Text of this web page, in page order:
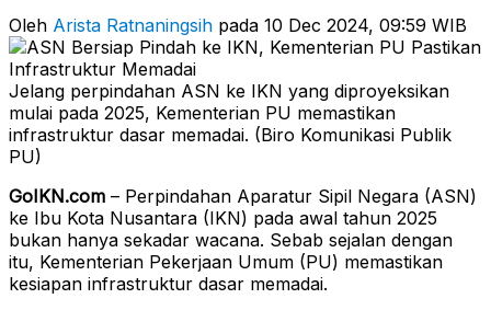
Oleh Arista Ratnaningsih pada 10 Dec 2024, 09:59 WIB
Jelang perpindahan ASN ke IKN yang diproyeksikan
mulai pada 2025, Kementerian PU memastikan
infrastruktur dasar memadai. (Biro Komunikasi Publik
PU)
GoIKN.com – Perpindahan Aparatur Sipil Negara (ASN)
ke Ibu Kota Nusantara (IKN) pada awal tahun 2025
bukan hanya sekadar wacana. Sebab sejalan dengan
itu, Kementerian Pekerjaan Umum (PU) memastikan
kesiapan infrastruktur dasar memadai.